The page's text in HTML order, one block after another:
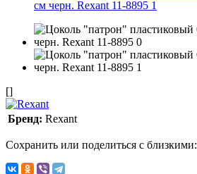
[]
Бренд: Rexant
Сохранить или поделиться с близкими: